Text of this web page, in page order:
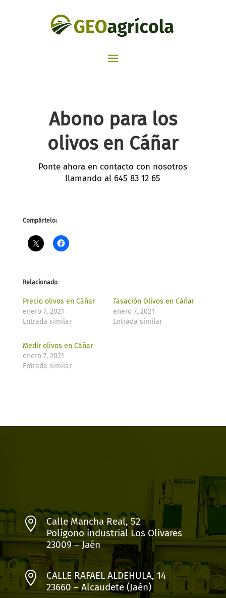
Abono para los
olivos en Cáñar
Ponte ahora en contacto con nosotros
llamando al 645 83 12 65
Compártelo:
Relacionado
Precio olivos en Cáñar
enero 7, 2021
Entrada similar
Tasación Olivos en Cáñar
enero 7, 2021
Entrada similar
Medir olivos en Cáñar
enero 7, 2021
Entrada similar

Calle Mancha Real, 52
Polígono industrial Los Olivares
23009 – Jaén

CALLE RAFAEL ALDEHULA, 14
23660 – Alcaudete (Jaén)